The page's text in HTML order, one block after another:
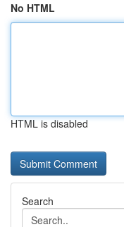
No HTML
HTML is disabled
Search